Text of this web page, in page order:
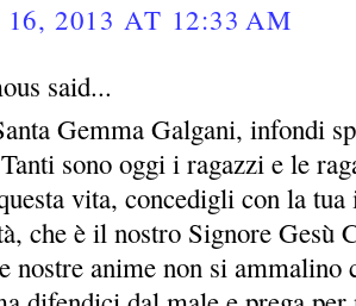
2013 AT 12:33 AM
said...
Gemma Galgani, infondi
sono oggi i ragazzi e le
vita, concedigli con la
che è il nostro Signore Gesù
nostre anime non si ammalino